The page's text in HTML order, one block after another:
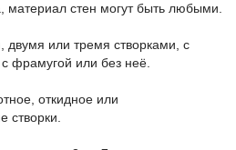
стен могут быть любыми.
двумя или тремя створками, с
фрамугой или без неё.
откидное или
створки.